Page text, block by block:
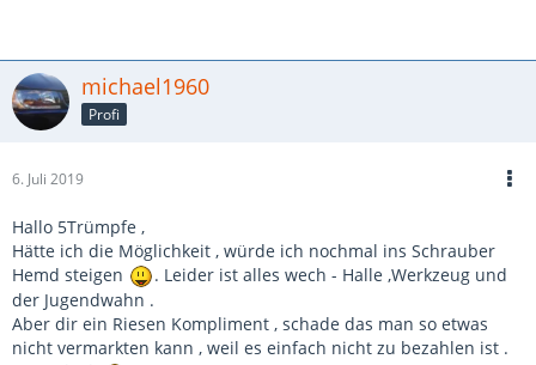
michael1960
Profi
6. Juli 2019
Hallo 5Trümpfe ,
Hätte ich die Möglichkeit , würde ich nochmal ins Schrauber
Hemd steigen
. Leider ist alles wech - Halle ,Werkzeug und
der Jugendwahn .
Aber dir ein Riesen Kompliment , schade das man so etwas
nicht vermarkten kann , weil es einfach nicht zu bezahlen ist .